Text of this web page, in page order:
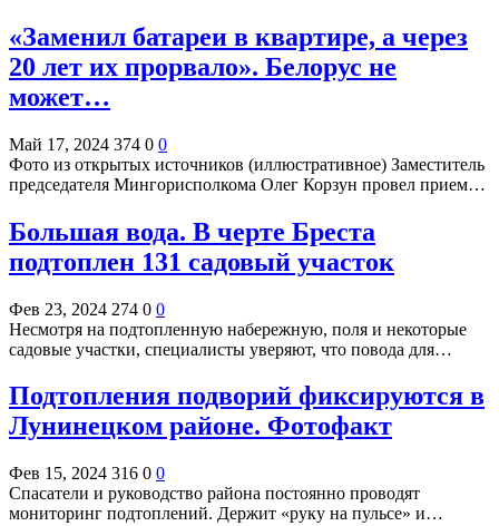
«Заменил батареи в квартире, а через
20 лет их прорвало». Белорус не
может…
Май 17, 2024 374 0 0
Фото из открытых источников (иллюстративное) Заместитель
председателя Мингорисполкома Олег Корзун провел прием…
Большая вода. В черте Бреста
подтоплен 131 садовый участок
Фев 23, 2024 274 0 0
Несмотря на подтопленную набережную, поля и некоторые
садовые участки, специалисты уверяют, что повода для…
Подтопления подворий фиксируются в
Лунинецком районе. Фотофакт
Фев 15, 2024 316 0 0
Спасатели и руководство района постоянно проводят
мониторинг подтоплений. Держит «руку на пульсе» и…